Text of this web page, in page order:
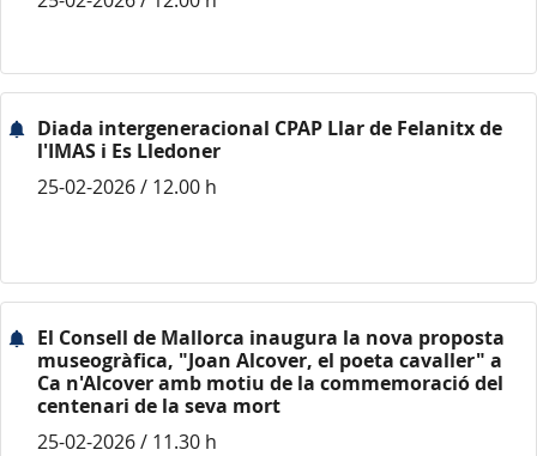
Diada intergeneracional CPAP Llar de Felanitx de
l'IMAS i Es Lledoner
25-02-2026 / 12.00 h
El Consell de Mallorca inaugura la nova proposta
museogràfica, "Joan Alcover, el poeta cavaller" a
Ca n'Alcover amb motiu de la commemoració del
centenari de la seva mort
25-02-2026 / 11.30 h